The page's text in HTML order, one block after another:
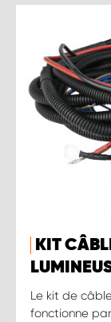
KIT
Le kit de
fonctionne